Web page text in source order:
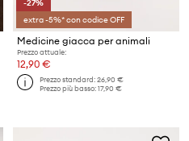
-27%
extra -5%* con codice OFF
Medicine giacca per animali
Prezzo attuale:
12,90 €
Prezzo standard:26,90 €
Prezzo più basso:17,90 €